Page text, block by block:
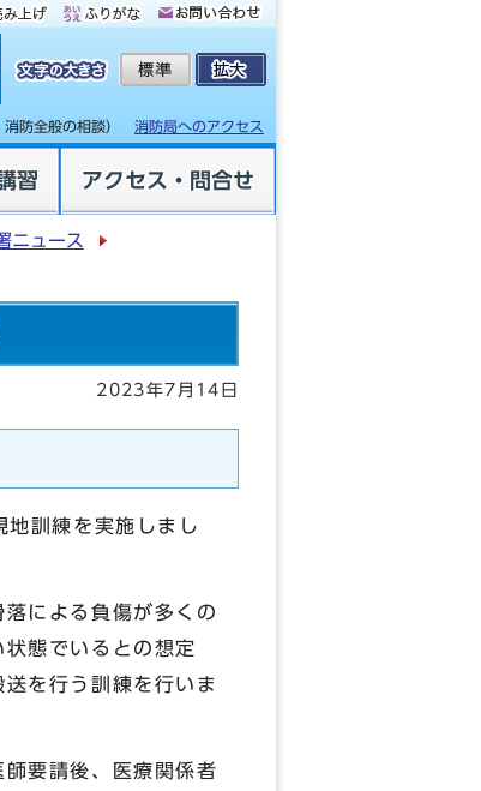
消防全般の相談） 消防局へのアクセス
習 アクセス・問合せ
ニュース
2023年7月14日
訓練を実施しまし
による負傷が多くの
態でいるとの想定
を行う訓練を行いま
要請後、医療関係者